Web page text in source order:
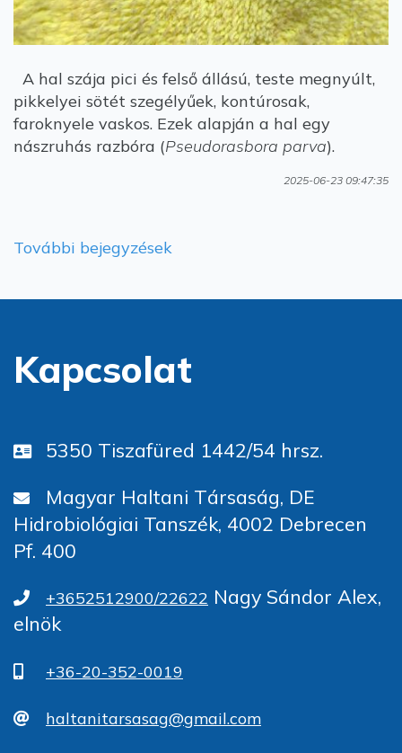
A hal szája pici és felső állású, teste megnyúlt,
pikkelyei sötét szegélyűek, kontúrosak,
faroknyele vaskos. Ezek alapján a hal egy
nászruhás razbóra (Pseudorasbora parva).
2025-06-23 09:47:35
További bejegyzések
Kapcsolat
5350 Tiszafüred 1442/54 hrsz.
Magyar Haltani Társaság, DE
Hidrobiológiai Tanszék, 4002 Debrecen
Pf. 400
+3652512900/22622 Nagy Sándor Alex,
elnök
+36-20-352-0019
haltanitarsasag@gmail.com